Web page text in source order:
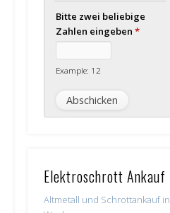
Bitte zwei beliebige
Zahlen eingeben *
Example: 12
Elektroschrott Ankauf
Altmetall und Schrottankauf in